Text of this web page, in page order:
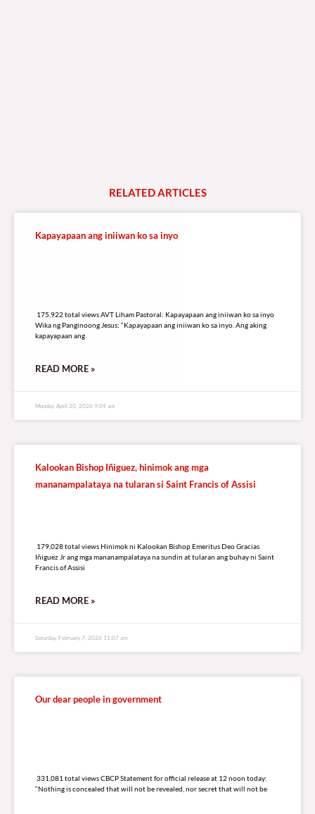
RELATEDARTICLES
Kapayapaan ang iniiwan ko sa inyo
175,922 total views AVT Liham Pastoral: Kapayapaan ang iniiwan ko sa inyo
Wika ng Panginoong Jesus: “Kapayapaan ang iniiwan ko sa inyo. Ang aking
kapayapaan ang
READ MORE »
Monday, April 20, 2026 9:09 am
Kalookan Bishop Iñiguez, hinimok ang mga
mananampalataya na tularan si Saint Francis of Assisi
179,028 total views Hinimok ni Kalookan Bishop Emeritus Deo Gracias
Iñiguez Jr ang mga mananampalataya na sundin at tularan ang buhay ni Saint
Francis of Assisi
READ MORE »
Saturday, February 7, 2026 11:07 am
Our dear people in government
331,081 total views CBCP Statement for official release at 12 noon today:
“Nothing is concealed that will not be revealed, nor secret that will not be